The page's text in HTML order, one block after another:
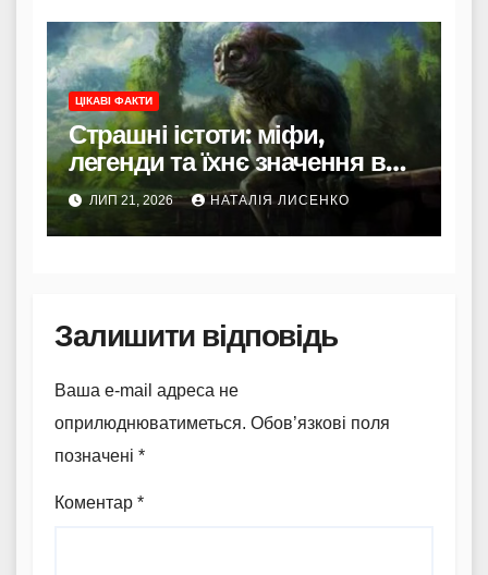
ЦІКАВІ ФАКТИ
Страшні істоти: міфи,
легенди та їхнє значення в
культурі
ЛИП 21, 2026 НАТАЛІЯ ЛИСЕНКО
Залишити відповідь
Ваша e-mail адреса не
оприлюднюватиметься. Обов’язкові поля
позначені *
Коментар *